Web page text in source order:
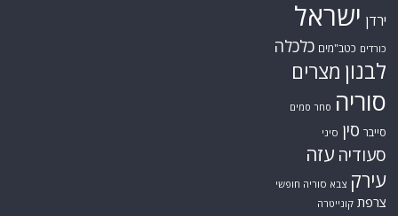
ירדן ישראל
כורדים כטב"מים כלכלה
לבנון מצרים
סוריה סחר סמים
סייבר סין סיני
סעודיה עזה
עירק צבא סוריה חופשי
צרפת קונייטרה